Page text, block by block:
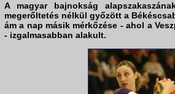
A magyar bajnokság
megerőltetés nélkül győzött a
ám a nap másik mérkőzése - ahol a
- izgalmasabban alakult.